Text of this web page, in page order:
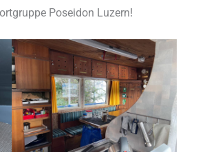
Poseidon Luzern!